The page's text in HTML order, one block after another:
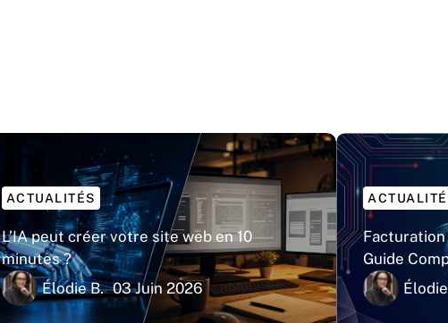
ACTUALITÉS
L’IA peut créer votre site web en 10
minutes ?
Élodie B. 03 Juin 2026
Facturation
Guide